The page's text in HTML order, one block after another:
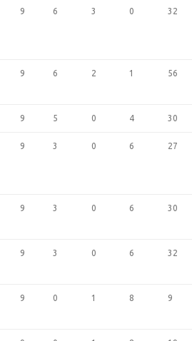
9 6 3 0 32
9 6 2 1 56
9 5 0 4 30
9 3 0 6 27
9 3 0 6 30
9 3 0 6 32
9 0 1 8 9